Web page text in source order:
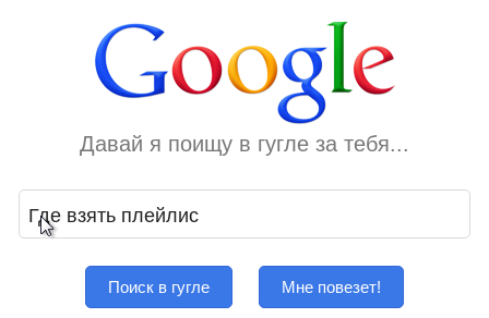
Давай я поищу в гугле за тебя...
Поиск в гугле Мне повезет!